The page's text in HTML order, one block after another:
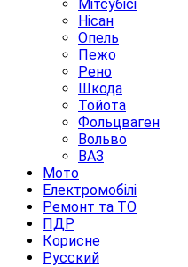
Мітсубісі
Нісан
Опель
Пежо
Рено
Шкода
Тойота
Фольцваген
Вольво
ВАЗ
Мото
Електромобілі
Ремонт та ТО
ПДР
Корисне
Русский